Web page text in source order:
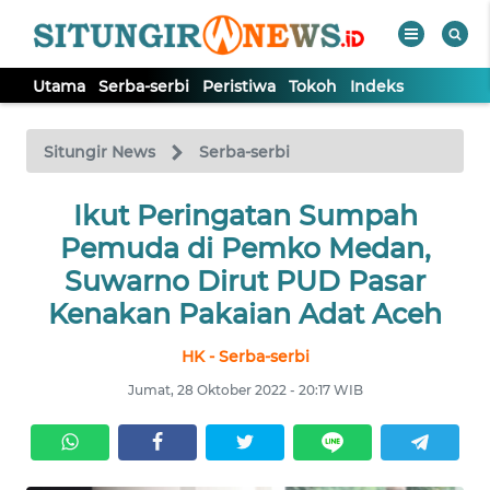
Utama Serba-serbi Peristiwa Tokoh Indeks
Situngir News Serba-serbi
Ikut Peringatan Sumpah
Pemuda di Pemko Medan,
Suwarno Dirut PUD Pasar
Kenakan Pakaian Adat Aceh
HK - Serba-serbi
Jumat, 28 Oktober 2022 - 20:17 WIB
TV
Tutup
UTAMA
SERBA-
SERBI
TOKOH